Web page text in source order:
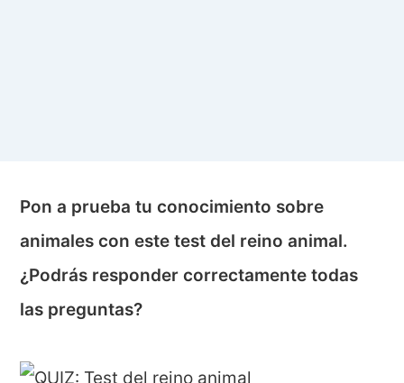
Pon a prueba tu conocimiento sobre
animales con este test del reino animal.
¿Podrás responder correctamente todas
las preguntas?